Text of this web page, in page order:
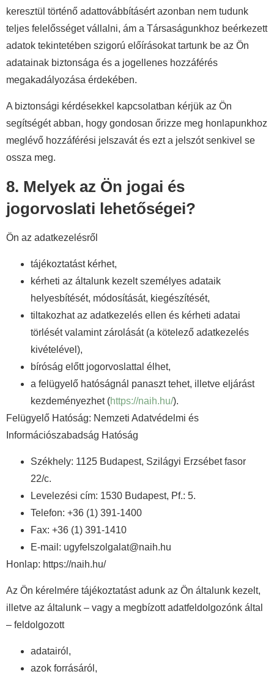
keresztül történő adattovábbításért azonban nem tudunk
teljes felelősséget vállalni, ám a Társaságunkhoz beérkezett
adatok tekintetében szigorú előírásokat tartunk be az Ön
adatainak biztonsága és a jogellenes hozzáférés
megakadályozása érdekében.
A biztonsági kérdésekkel kapcsolatban kérjük az Ön
segítségét abban, hogy gondosan őrizze meg honlapunkhoz
meglévő hozzáférési jelszavát és ezt a jelszót senkivel se
ossza meg.
8. Melyek az Ön jogai és
jogorvoslati lehetőségei?
Ön az adatkezelésről
tájékoztatást kérhet,
kérheti az általunk kezelt személyes adataik
helyesbítését, módosítását, kiegészítését,
tiltakozhat az adatkezelés ellen és kérheti adatai
törlését valamint zárolását (a kötelező adatkezelés
kivételével),
bíróság előtt jogorvoslattal élhet,
a felügyelő hatóságnál panaszt tehet, illetve eljárást
kezdeményezhet (https://naih.hu/).
Felügyelő Hatóság: Nemzeti Adatvédelmi és
Információszabadság Hatóság
Székhely: 1125 Budapest, Szilágyi Erzsébet fasor
22/c.
Levelezési cím: 1530 Budapest, Pf.: 5.
Telefon: +36 (1) 391-1400
Fax: +36 (1) 391-1410
E-mail: ugyfelszolgalat@naih.hu
Honlap: https://naih.hu/
Az Ön kérelmére tájékoztatást adunk az Ön általunk kezelt,
illetve az általunk – vagy a megbízott adatfeldolgozónk által
– feldolgozott
adatairól,
azok forrásáról,